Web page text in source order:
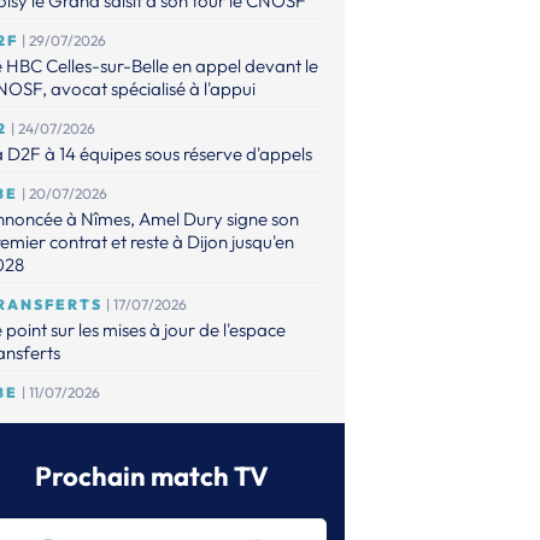
| 29/07/2026
HBC Celles-sur-Belle en appel devant le
avocat spécialisé à l'appui
| 24/07/2026
D2F à 14 équipes sous réserve d'appels
| 20/07/2026
à Nîmes, Amel Dury signe son
contrat et reste à Dijon jusqu'en
| 17/07/2026
point sur les mises à jour de l'espace
| 11/07/2026
Hvenfelt complète l'effectif brestois
LBE est complète, la D2F encore dans
Prochain match TV